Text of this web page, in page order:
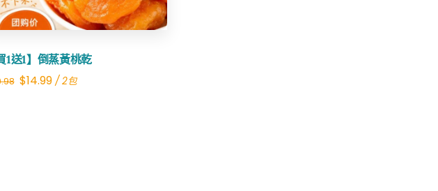
1送1】倒蒸黃桃乾
Original
$14.99Current
/ 2包